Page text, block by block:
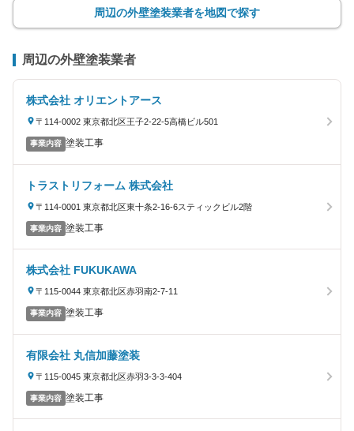
周辺の外壁塗装業者を地図で探す
周辺の外壁塗装業者
株式会社 オリエントアース
〒114-0002 東京都北区王子2-22-5高橋ビル501
事業内容 塗装工事
トラストリフォーム 株式会社
〒114-0001 東京都北区東十条2-16-6スティックビル2階
事業内容 塗装工事
株式会社 FUKUKAWA
〒115-0044 東京都北区赤羽南2-7-11
事業内容 塗装工事
有限会社 丸信加藤塗装
〒115-0045 東京都北区赤羽3-3-3-404
事業内容 塗装工事